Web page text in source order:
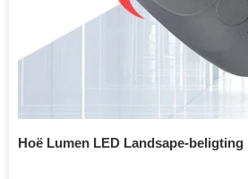
Hoë Lumen LED Landsape-beligting